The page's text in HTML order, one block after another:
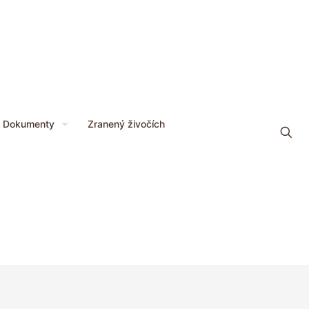
Dokumenty Zranený živočích